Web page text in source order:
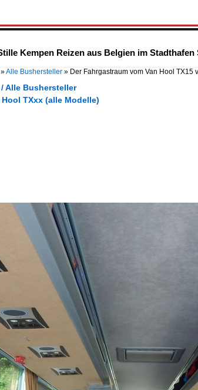
Kempen Reizen aus Belgien im
»Alle Bushersteller » Der Fahrgastraum vom Van Hool TX15
Alle Bushersteller
TXxx (alle Modelle)